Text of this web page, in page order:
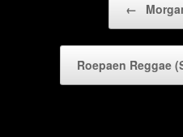
←
Roepaen Reggae